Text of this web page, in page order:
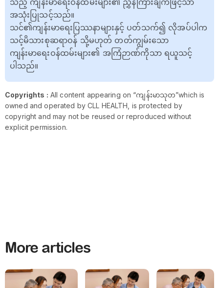
သည့် ကျန်းမာရေးဝန်ထမ်းများ၏ ညွှန်ကြားချက်ဖြင့်သာ
အသုံးပြုသင့်သည်။
သင်၏ကျန်းမာရေးပြဿနာများနှင့် ပတ်သက်၍ လိုအပ်ပါက
သင့်မိသားစုဆရာဝန် သို့မဟုတ် တတ်ကျွမ်းသော
ကျန်းမာရေးဝန်ထမ်းများ၏ အကြံဉာဏ်ကိုသာ ရယူသင့်
ပါသည်။
Copyrights : All content appearing on “ကျန်းမာသုတ”which is
owned and operated by CLL HEALTH, is protected by
copyright and may not be reused or reproduced without
explicit permission.
More articles